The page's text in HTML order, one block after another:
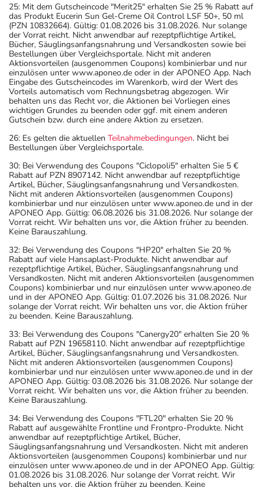
25: Mit dem Gutscheincode "Merit25" erhalten Sie 25 % Rabatt auf
das Produkt Eucerin Sun Gel-Creme Oil Control LSF 50+, 50 ml
(PZN 10832664). Gültig: 01.08.2026 bis 31.08.2026. Nur solange
der Vorrat reicht. Nicht anwendbar auf rezeptpflichtige Artikel,
Bücher, Säuglingsanfangsnahrung und Versandkosten sowie bei
Bestellungen über Vergleichsportale. Nicht mit anderen
Aktionsvorteilen (ausgenommen Coupons) kombinierbar und nur
einzulösen unter www.aponeo.de oder in der APONEO App. Nach
Eingabe des Gutscheincodes im Warenkorb, wird der Wert des
Vorteils automatisch vom Rechnungsbetrag abgezogen. Wir
behalten uns das Recht vor, die Aktionen bei Vorliegen eines
wichtigen Grundes zu beenden oder ggf. mit einem anderen
Gutschein bzw. durch eine andere Aktion zu ersetzen.
26: Es gelten die aktuellen Teilnahmebedingungen. Nicht bei
Bestellungen über Vergleichsportale.
30: Bei Verwendung des Coupons "Ciclopoli5" erhalten Sie 5 €
Rabatt auf PZN 8907142. Nicht anwendbar auf rezeptpflichtige
Artikel, Bücher, Säuglingsanfangsnahrung und Versandkosten.
Nicht mit anderen Aktionsvorteilen (ausgenommen Coupons)
kombinierbar und nur einzulösen unter www.aponeo.de und in der
APONEO App. Gültig: 06.08.2026 bis 31.08.2026. Nur solange der
Vorrat reicht. Wir behalten uns vor, die Aktion früher zu beenden.
Keine Barauszahlung.
32: Bei Verwendung des Coupons "HP20" erhalten Sie 20 %
Rabatt auf viele Hansaplast-Produkte. Nicht anwendbar auf
rezeptpflichtige Artikel, Bücher, Säuglingsanfangsnahrung und
Versandkosten. Nicht mit anderen Aktionsvorteilen (ausgenommen
Coupons) kombinierbar und nur einzulösen unter www.aponeo.de
und in der APONEO App. Gültig: 01.07.2026 bis 31.08.2026. Nur
solange der Vorrat reicht. Wir behalten uns vor, die Aktion früher
zu beenden. Keine Barauszahlung.
33: Bei Verwendung des Coupons "Canergy20" erhalten Sie 20 %
Rabatt auf PZN 19658110. Nicht anwendbar auf rezeptpflichtige
Artikel, Bücher, Säuglingsanfangsnahrung und Versandkosten.
Nicht mit anderen Aktionsvorteilen (ausgenommen Coupons)
kombinierbar und nur einzulösen unter www.aponeo.de und in der
APONEO App. Gültig: 03.08.2026 bis 31.08.2026. Nur solange der
Vorrat reicht. Wir behalten uns vor, die Aktion früher zu beenden.
Keine Barauszahlung.
34: Bei Verwendung des Coupons "FTL20" erhalten Sie 20 %
Rabatt auf ausgewählte Frontline und Frontpro-Produkte. Nicht
anwendbar auf rezeptpflichtige Artikel, Bücher,
Säuglingsanfangsnahrung und Versandkosten. Nicht mit anderen
Aktionsvorteilen (ausgenommen Coupons) kombinierbar und nur
einzulösen unter www.aponeo.de und in der APONEO App. Gültig:
01.08.2026 bis 31.08.2026. Nur solange der Vorrat reicht. Wir
behalten uns vor, die Aktion früher zu beenden. Keine